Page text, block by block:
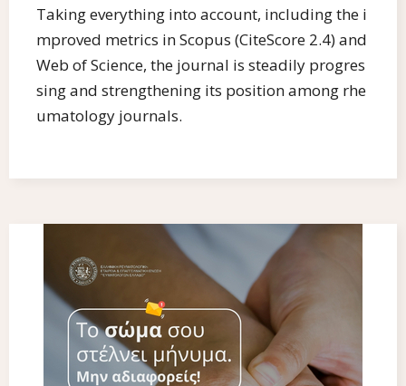
Taking everything into account, including the i
mproved metrics in Scopus (CiteScore 2.4) and
Web of Science, the journal is steadily progres
sing and strengthening its position among rhe
umatology journals.